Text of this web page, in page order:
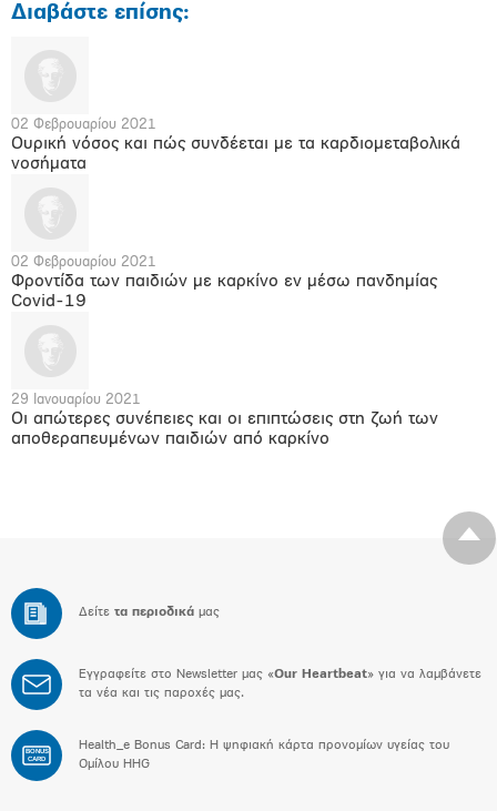
Διαβάστε επίσης:
02 Φεβρουαρίου 2021
Ουρική νόσος και πώς συνδέεται με τα καρδιομεταβολικά
νοσήματα
02 Φεβρουαρίου 2021
Φροντίδα των παιδιών με καρκίνο εν μέσω πανδημίας
Covid-19
29 Ιανουαρίου 2021
Οι απώτερες συνέπειες και οι επιπτώσεις στη ζωή των
αποθεραπευμένων παιδιών από καρκίνο
Δείτε τα περιοδικά μας
Εγγραφείτε στο Newsletter μας «Our Heartbeat» για να λαμβάνετε
τα νέα και τις παροχές μας.
BONUS
CARD
Health_e Bonus Card: H ψηφιακή κάρτα προνομίων υγείας του
Ομίλου HHG